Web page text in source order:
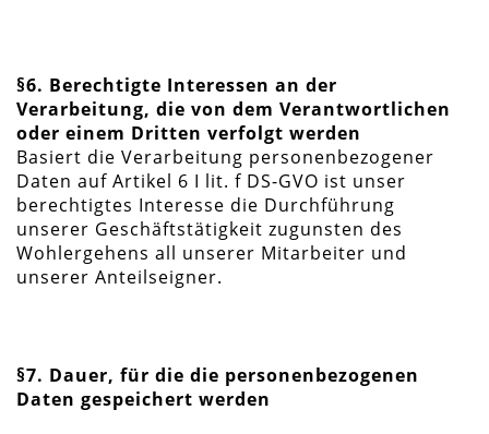
§6. Berechtigte Interessen an der
Verarbeitung, die von dem Verantwortlichen
oder einem Dritten verfolgt werden
Basiert die Verarbeitung personenbezogener
Daten auf Artikel 6 I lit. f DS-GVO ist unser
berechtigtes Interesse die Durchführung
unserer Geschäftstätigkeit zugunsten des
Wohlergehens all unserer Mitarbeiter und
unserer Anteilseigner.
§7. Dauer, für die die personenbezogenen
Daten gespeichert werden